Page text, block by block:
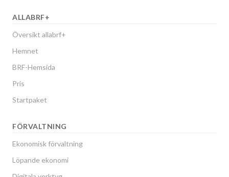
ALLABRF+
Översikt allabrf+
Hemnet
BRF-Hemsida
Pris
Startpaket
FÖRVALTNING
Ekonomisk förvaltning
Löpande ekonomi